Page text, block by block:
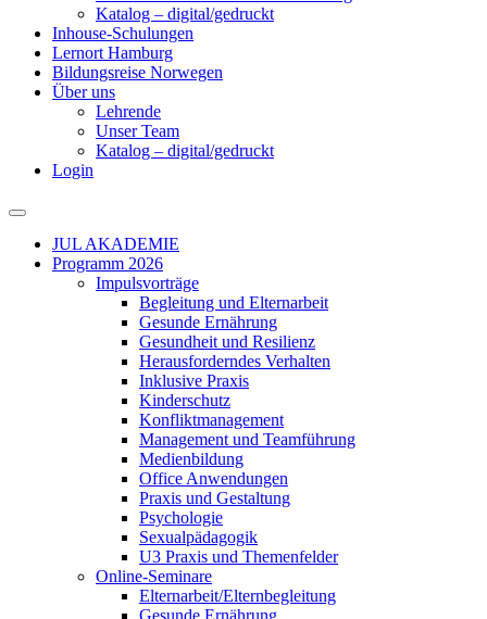
Katalog – digital/gedruckt
Inhouse-Schulungen
Lernort Hamburg
Bildungsreise Norwegen
Über uns
Lehrende
Unser Team
Katalog – digital/gedruckt
Login
JUL AKADEMIE
Programm 2026
Impulsvorträge
Begleitung und Elternarbeit
Gesunde Ernährung
Gesundheit und Resilienz
Herausforderndes Verhalten
Inklusive Praxis
Kinderschutz
Konfliktmanagement
Management und Teamführung
Medienbildung
Office Anwendungen
Praxis und Gestaltung
Psychologie
Sexualpädagogik
U3 Praxis und Themenfelder
Online-Seminare
Elternarbeit/Elternbegleitung
Gesunde Ernährung